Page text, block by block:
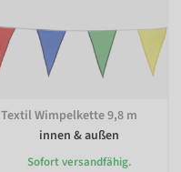
Textil Wimpelkette 9,8 m
innen & außen
Sofort versandfähig.